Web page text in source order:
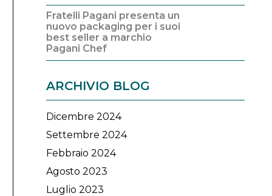
Fratelli Pagani presenta un
nuovo packaging per i suoi
best seller a marchio
Pagani Chef
ARCHIVIO BLOG
Dicembre 2024
Settembre 2024
Febbraio 2024
Agosto 2023
Luglio 2023